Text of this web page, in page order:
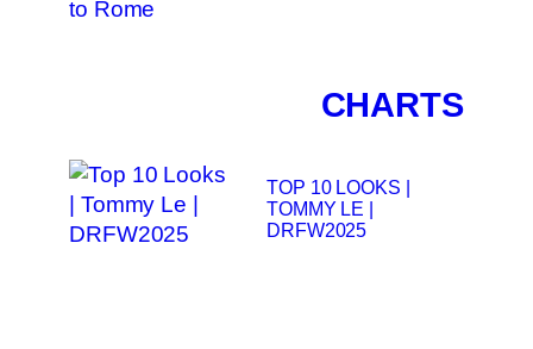
CHARTS
TOP 10 LOOKS |
TOMMY LE |
DRFW2025